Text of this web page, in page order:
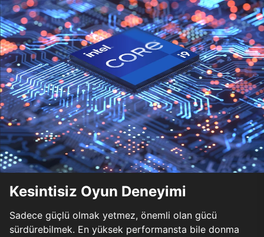
Kesintisiz Oyun Deneyimi
Sadece güçlü olmak yetmez, önemli olan gücü
sürdürebilmek. En yüksek performansta bile donma